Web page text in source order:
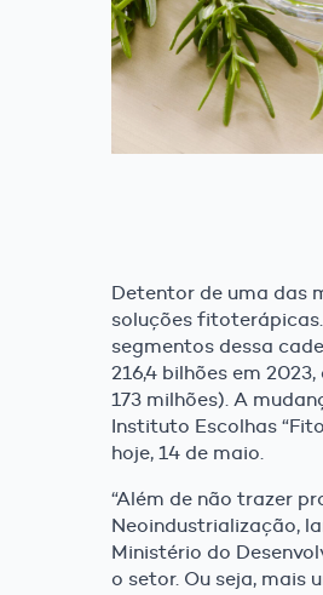
Detentor de uma das
soluções
segmentos dessa
216,4 bilhões em
173 milhões). A
Instituto Escolhas
hoje, 14 de maio.
“Além de não trazer
Neoindustrialização,
Ministério do
o setor. Ou seja, mais